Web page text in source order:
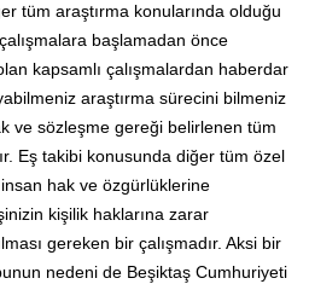
tüm araştırma konularında olduğu
başlamadan önce
kapsamlı çalışmalardan haberdar
araştırma sürecini bilmeniz
ve sözleşme gereği belirlenen tüm
Eş takibi konusunda diğer tüm özel
hak ve özgürlüklerine
kişilik haklarına zarar
gereken bir çalışmadır. Aksi bir
nedeni de Beşiktaş Cumhuriyeti